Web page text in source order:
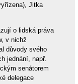
Jitka
o lidská práva
v nichž
důvody svého
jednání, např.
senátorem
delegace